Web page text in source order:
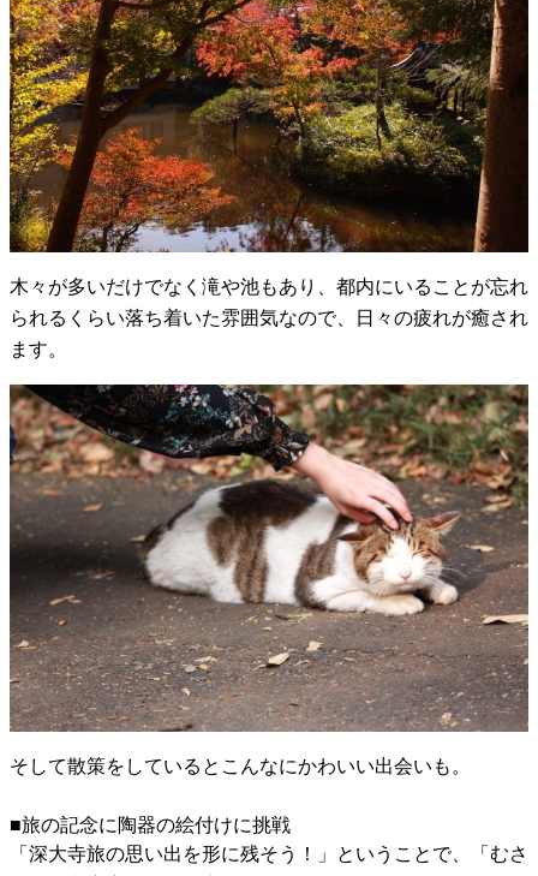
木々が多いだけでなく滝や池もあり、都内にいることが忘れ
られるくらい落ち着いた雰囲気なので、日々の疲れが癒され
ます。
そして散策をしているとこんなにかわいい出会いも。
■旅の記念に陶器の絵付けに挑戦
「深大寺旅の思い出を形に残そう！」ということで、「むさ